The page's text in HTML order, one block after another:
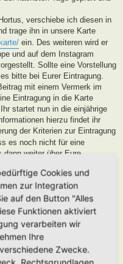
verschiebe ich diesen in
trage ihn in unsere Karte
ein. Des weiteren wird er
und auf dem Instagram
Sollte eine Vorstellung
bitte bei Eurer Eintragung.
mit einem Vermerk im
Eintragung in die Karte
startet nun in die einjährige
hierzu findet ihr
der Kriterien zur Eintragung
es noch nicht für eine
dann weiter über Eure
unser Moderatorenteam der
werden wir diesen als Hortus
nach Ablauf des
wir in dieser Zeit keine
archivieren.
sondern um ein
die keinen klassischen
aber in Anlehnung an das
Cookies und
zur Integration
auf den Button "Alles
Funktionen aktiviert
verarbeiten wir
Ihre
Zwecke.